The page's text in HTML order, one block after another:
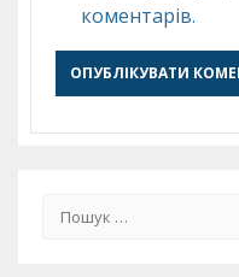
коментарів.
Пошук: